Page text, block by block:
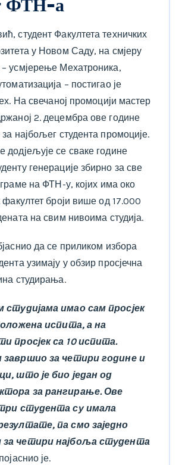
ФТН-а
студент Факултета техничких
у Новом Саду, на смјеру
усмјерење Мехатроника,
– постигао је
На свечаној промоцији мастер
2. децембра ове године
најбољег студента промоције.
додјељује се сваке године
генерације збирно за све
на ФТН-у, којих има око
факултет броји више од 17.000
на свим нивоима студија.
да се приликом избора
узимају у обзир просјечна
студирања.
студијама имао сам просјек
испита, а на
просјек са 10 испита.
завршио за четири године и
што је био један од
за рангирање. Ове
студента су имала
па смо заједно
за четири најбоља студента
појаснио је.